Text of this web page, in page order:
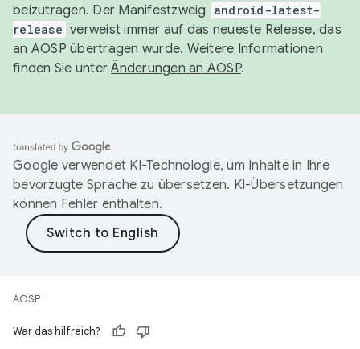
beizutragen. Der Manifestzweig
android-latest-
release verweist immer auf das neueste Release, das
an AOSP übertragen wurde. Weitere Informationen
finden Sie unterÄnderungen an AOSP.
Google verwendet KI-Technologie, um Inhalte in Ihre
bevorzugte Sprache zu übersetzen. KI-Übersetzungen
können Fehler enthalten.
AOSP
War das hilfreich?